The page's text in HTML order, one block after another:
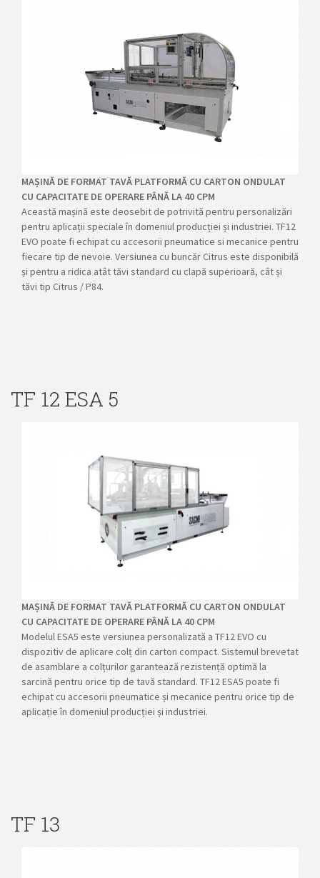
MAȘINĂ DE FORMAT TAVĂ PLATFORMĂ CU CARTON ONDULAT
CU CAPACITATE DE OPERARE PÂNĂ LA 40 CPM
Această mașină este deosebit de potrivită pentru personalizări
pentru aplicații speciale în domeniul producției și industriei. TF12
EVO poate fi echipat cu accesorii pneumatice si mecanice pentru
fiecare tip de nevoie. Versiunea cu buncăr Citrus este disponibilă
și pentru a ridica atât tăvi standard cu clapă superioară, cât și
tăvi tip Citrus / P84.
TF 12 ESA 5
MAȘINĂ DE FORMAT TAVĂ PLATFORMĂ CU CARTON ONDULAT
CU CAPACITATE DE OPERARE PÂNĂ LA 40 CPM
Modelul ESA5 este versiunea personalizată a TF12 EVO cu
dispozitiv de aplicare colț din carton compact. Sistemul brevetat
de asamblare a colțurilor garantează rezistență optimă la
sarcină pentru orice tip de tavă standard. TF12 ESA5 poate fi
echipat cu accesorii pneumatice și mecanice pentru orice tip de
aplicație în domeniul producției și industriei.
TF 13